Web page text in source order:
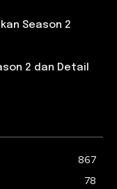
Season 2
2 dan Detail
867
78